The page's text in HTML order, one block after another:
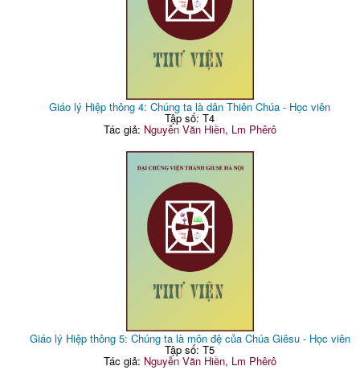
Giáo lý Hiệp thông 4: Chúng ta là dân Thiên Chúa - Học viên
Tập số: T4
Tác giả: Nguyễn Văn Hiền, Lm Phêrô
Giáo lý Hiệp thông 5: Chúng ta là môn đệ của Chúa Giêsu - Học viên
Tập số: T5
Tác giả: Nguyễn Văn Hiền, Lm Phêrô